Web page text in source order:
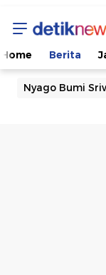
Home Berita
Nyago Bumi